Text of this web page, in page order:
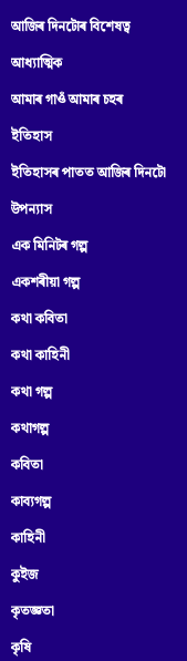
আজিৰ দিনটোৰ বিশেষত্ব
আধ্যাত্মিক
আমাৰ গাওঁ আমাৰ চহৰ
ইতিহাস
ইতিহাসৰ পাতত আজিৰ দিনটো
উপন্যাস
এক মিনিটৰ গল্প
একশৰীয়া গল্প
কথা কবিতা
কথা কাহিনী
কথা গল্প
কথাগল্প
কবিতা
কাব্যগল্প
কাহিনী
কুইজ
কৃতজ্ঞতা
কৃষি